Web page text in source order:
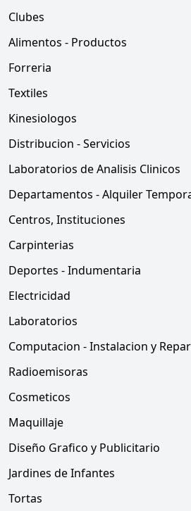
Clubes
Alimentos - Productos
Forreria
Textiles
Kinesiologos
Distribucion - Servicios
Laboratorios de Analisis Clinicos
Departamentos - Alquiler
Centros, Instituciones
Carpinterias
Deportes - Indumentaria
Electricidad
Laboratorios
Computacion - Instalacion y
Radioemisoras
Cosmeticos
Maquillaje
Diseño Grafico y Publicitario
Jardines de Infantes
Tortas